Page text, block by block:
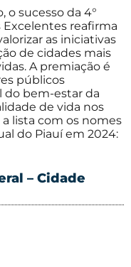
o sucesso da 4°
reafirma
as iniciativas
de cidades mais
A premiação é
públicos
bem-estar da
de vida nos
lista com os nomes
do Piauí em 2024:
– Cidade